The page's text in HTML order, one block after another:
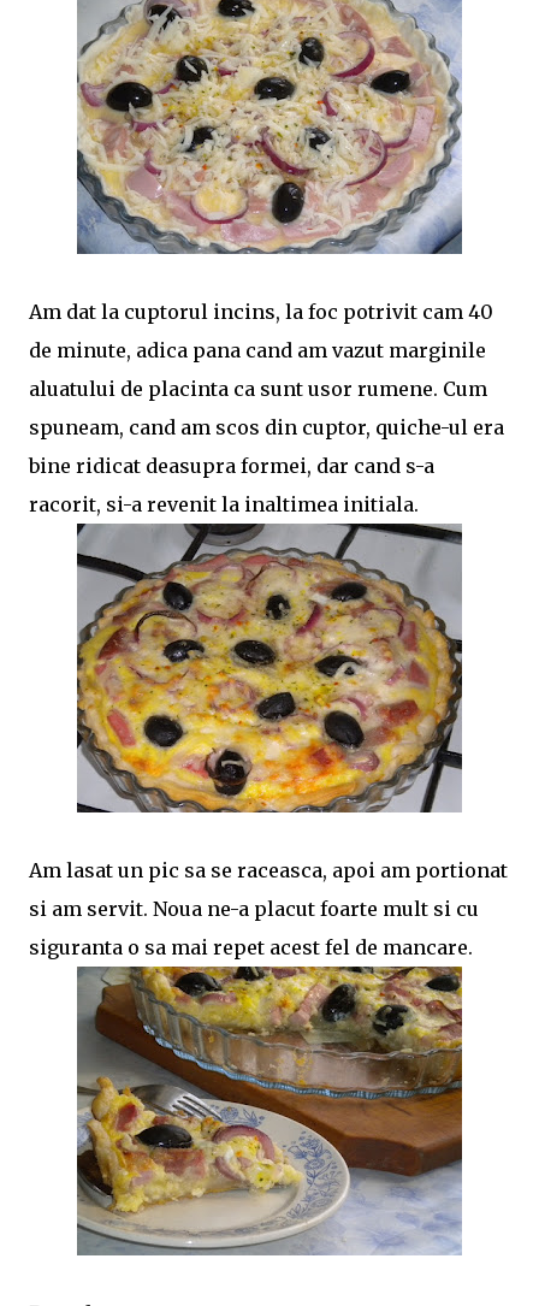
Am dat la cuptorul incins, la foc potrivit cam 40
de minute, adica pana cand am vazut marginile
aluatului de placinta ca sunt usor rumene. Cum
spuneam, cand am scos din cuptor, quiche-ul era
bine ridicat deasupra formei, dar cand s-a
racorit, si-a revenit la inaltimea initiala.
Am lasat un pic sa se raceasca, apoi am portionat
si am servit. Noua ne-a placut foarte mult si cu
siguranta o sa mai repet acest fel de mancare.